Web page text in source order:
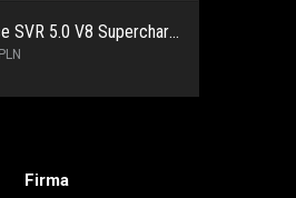
Cupra Formentor VZ 4Drive DSG 2.0 TSI 310 KM SalonPL/SerwisASO/Pamięć/Keyless/HAK/Panorama/LED/Apple/Android/Ambiente/Pakiet zimowy/Zawieszenie DCC/Bezwypadkowy/Gwarancja
Firma